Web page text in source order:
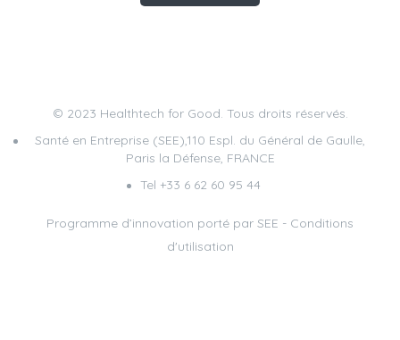
© 2023 Healthtech for Good. Tous droits réservés.
Santé en Entreprise (SEE),110 Espl. du Général de Gaulle,
Paris la Défense, FRANCE
Tel +33 6 62 60 95 44
Programme d’innovation porté par SEE - Conditions
d'utilisation